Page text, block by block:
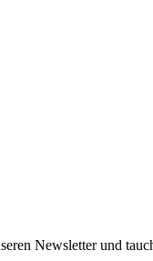
Newsletter und